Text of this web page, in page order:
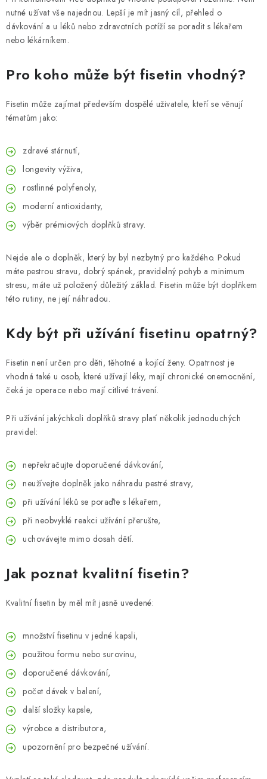
nutné užívat vše najednou. Lepší je mít jasný cíl, přehled o
dávkování a u léků nebo zdravotních potíží se poradit s lékařem
nebo lékárníkem.
Pro koho může být fisetin vhodný?
Fisetin může zajímat především dospělé uživatele, kteří se věnují
tématům jako:
zdravé stárnutí,
longevity výživa,
rostlinné polyfenoly,
moderní antioxidanty,
výběr prémiových doplňků stravy.
Nejde ale o doplněk, který by byl nezbytný pro každého. Pokud
máte pestrou stravu, dobrý spánek, pravidelný pohyb a minimum
stresu, máte už položený důležitý základ. Fisetin může být doplňkem
této rutiny, ne její náhradou.
Kdy být při užívání fisetinu opatrný?
Fisetin není určen pro děti, těhotné a kojící ženy. Opatrnost je
vhodná také u osob, které užívají léky, mají chronické onemocnění,
čeká je operace nebo mají citlivé trávení.
Při užívání jakýchkoli doplňků stravy platí několik jednoduchých
pravidel:
nepřekračujte doporučené dávkování,
neužívejte doplněk jako náhradu pestré stravy,
při užívání léků se poraďte s lékařem,
při neobvyklé reakci užívání přerušte,
uchovávejte mimo dosah dětí.
Jak poznat kvalitní fisetin?
Kvalitní fisetin by měl mít jasně uvedené:
množství fisetinu v jedné kapsli,
použitou formu nebo surovinu,
doporučené dávkování,
počet dávek v balení,
další složky kapsle,
výrobce a distributora,
upozornění pro bezpečné užívání.